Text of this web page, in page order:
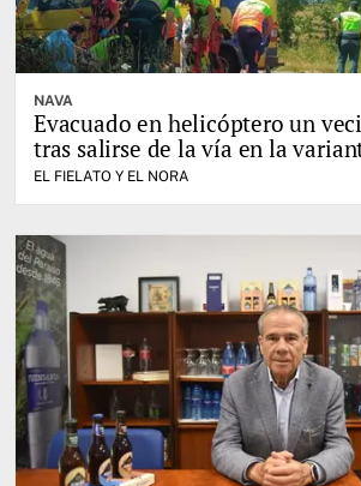
NAVA
Evacuado en helicóptero un
tras salirse de la vía en la
EL FIELATO Y EL NORA